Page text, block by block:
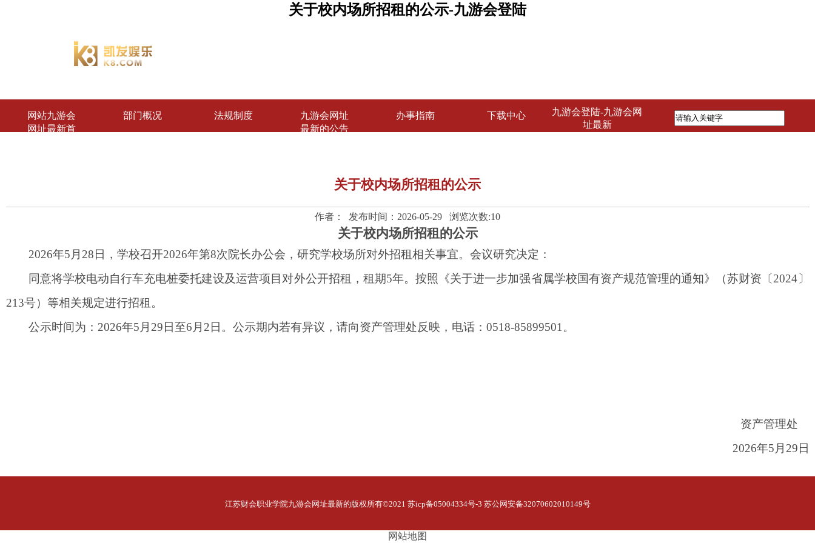
关于校内场所招租的公示-九游会登陆
网站九游会
网址最新首
部门概况 法规制度
九游会网址
最新的公告
办事指南 下载中心
九游会登陆-九游会网
址最新
关于校内场所招租的公示
作者： 发布时间：2026-05-29 浏览次数:10
关于校内场所招租的公示
2026年5 月 28 日，学校召开2026年第8次院长办公会，研究学校场所对外招租相关事宜。会议研究决定：
同意将学校电动自行车充电桩委托建设及运营项目对外公开招租，租期5年。按照《关于进一步加强省属学校国有资产规范管理的通知》（苏财资〔 2024 〕
213号）等相关规定进行招租。
公示时间为： 2026年5 月 29 日至6 月 2 日。公示期内若有异议，请向资产管理处反映，电话： 0518-85899501 。
资产管理处
2026年5 月 29 日
江苏财会职业学院九游会网址最新的版权所有©2021 苏icp备05004334号-3 苏公网安备32070602010149号
网站地图